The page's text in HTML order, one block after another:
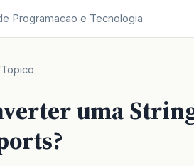
Programacao e Tecnologia
Topico
uma